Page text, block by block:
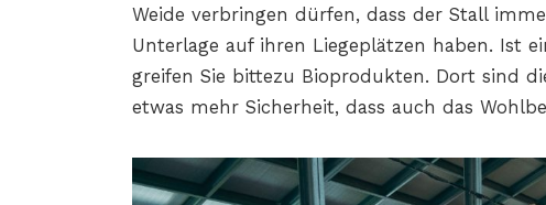
Weide verbringen dürfen, dass der Stall
Unterlage auf ihren Liegeplätzen haben. Ist
greifen Sie bittezu Bioprodukten. Dort sind
etwas mehr Sicherheit, dass auch das